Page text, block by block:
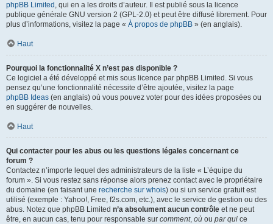
phpBB Limited , qui en a les droits d’auteur. Il est publié sous la licence
publique générale GNU version 2 (GPL-2.0) et peut être diffusé librement. Pour
plus d’informations, visitez la page « À propos de phpBB » (en anglais).
Haut
Pourquoi la fonctionnalité X n’est pas disponible ?
Ce logiciel a été développé et mis sous licence par phpBB Limited. Si vous
pensez qu’une fonctionnalité nécessite d’être ajoutée, visitez la page
phpBB Ideas (en anglais) où vous pouvez voter pour des idées proposées ou
en suggérer de nouvelles.
Haut
Qui contacter pour les abus ou les questions légales concernant ce
forum ?
Contactez n’importe lequel des administrateurs de la liste « L’équipe du
forum ». Si vous restez sans réponse alors prenez contact avec le propriétaire
du domaine (en faisant une recherche sur whois) ou si un service gratuit est
utilisé (exemple : Yahoo!, Free, f2s.com, etc.), avec le service de gestion ou des
abus. Notez que phpBB Limited n’a absolument aucun contrôle et ne peut
être, en aucun cas, tenu pour responsable sur comment, où ou par qui ce